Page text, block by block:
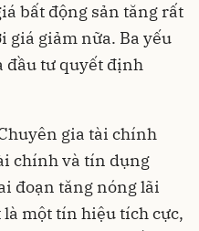
bất động sản tăng rất
giá giảm nữa. Ba yếu
đầu tư quyết định
gia tài chính
chính và tín dụng
đoạn tăng nóng lãi
một tín hiệu tích cực,